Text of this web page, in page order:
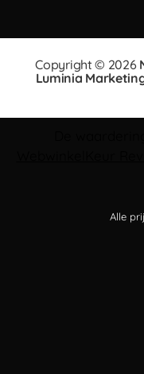
Copyright © 2026
Luminia
Alle